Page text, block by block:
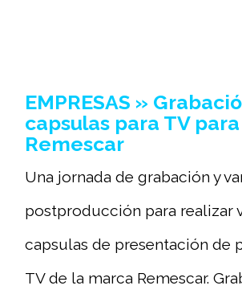
EMPRESAS »
capsulas para TV para
Remescar
Una jornada de grabación y
postproducción para realizar
capsulas de presentación de
TV de la marca Remescar.